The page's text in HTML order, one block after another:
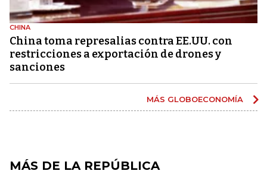
CHINA
China toma represalias contra EE.UU. con
restricciones a exportación de drones y
sanciones
MÁS GLOBOECONOMÍA
MÁS DE LA REPÚBLICA